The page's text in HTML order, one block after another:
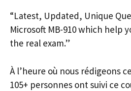
“Latest, Updated, Unique
Microsoft MB-910 which help
the real exam.”
À l’heure où nous rédigeons
105+ personnes ont suivi ce